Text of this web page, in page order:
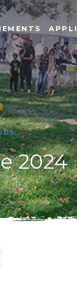
APPLI
2024